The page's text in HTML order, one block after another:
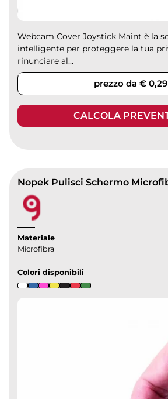
Webcam Cover Joystick Maint è la
intelligente per proteggere la tua
rinunciare al...
prezzo da € 0,29
CALCOLA
Materiale
Microfibra
Colori disponibili